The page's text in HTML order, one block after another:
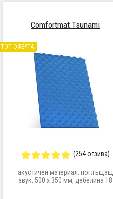
Comfortmat Tsunami
ТОП ОФЕРТА
(254 отзива)
акустичен материал, поглъщащ
звук, 500 x 350 мм, дебелина 18